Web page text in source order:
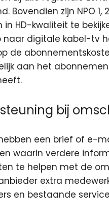
Bovendien zijn NPO 1,
HD-kwaliteit te
naar digitale kabel-tv
de
aan het
bij
een brief of e-
waarin verdere
te helpen met de
extra
en bestaande